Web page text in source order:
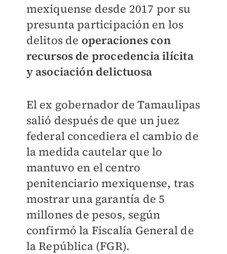
mexiquense desde 2017 por su
presunta participación en los
delitos de operaciones con
recursos de procedencia ilícita
y asociación delictuosa
El ex gobernador de Tamaulipas
salió después de que un juez
federal concediera el cambio de
la medida cautelar que lo
mantuvo en el centro
penitenciario mexiquense, tras
mostrar una garantía de 5
millones de pesos, según
confirmó la Fiscalía General de
la República (FGR).